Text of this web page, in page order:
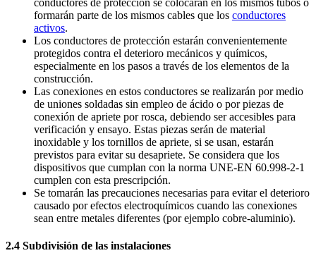
conductores de protección se colocarán en los mismos tubos o
formarán parte de los mismos cables que los conductores
activos.
Los conductores de protección estarán convenientemente
protegidos contra el deterioro mecánicos y químicos,
especialmente en los pasos a través de los elementos de la
construcción.
Las conexiones en estos conductores se realizarán por medio
de uniones soldadas sin empleo de ácido o por piezas de
conexión de apriete por rosca, debiendo ser accesibles para
verificación y ensayo. Estas piezas serán de material
inoxidable y los tornillos de apriete, si se usan, estarán
previstos para evitar su desapriete. Se considera que los
dispositivos que cumplan con la norma UNE-EN 60.998-2-1
cumplen con esta prescripción.
Se tomarán las precauciones necesarias para evitar el deterioro
causado por efectos electroquímicos cuando las conexiones
sean entre metales diferentes (por ejemplo cobre-aluminio).
2.4 Subdivisión de las instalaciones